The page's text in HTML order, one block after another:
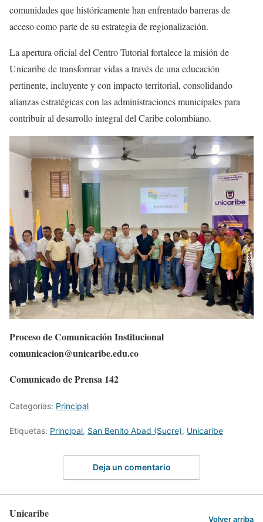
comunidades que históricamente han enfrentado barreras de
acceso como parte de su estrategia de regionalización.
La apertura oficial del Centro Tutorial fortalece la misión de
Unicaribe de transformar vidas a través de una educación
pertinente, incluyente y con impacto territorial, consolidando
alianzas estratégicas con las administraciones municipales para
contribuir al desarrollo integral del Caribe colombiano.
Proceso de Comunicación Institucional
comunicacion@unicaribe.edu.co
Comunicado de Prensa 142
Categorías: Principal
Etiquetas: Principal, San Benito Abad (Sucre), Unicaribe
Deja un comentario
Unicaribe Volver arriba